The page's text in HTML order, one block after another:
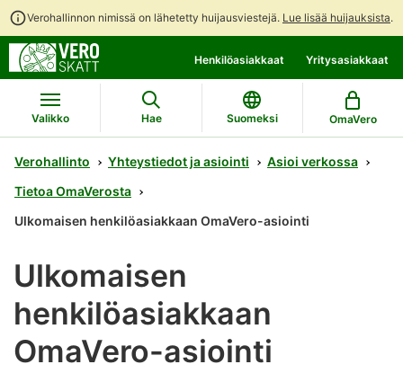
Verohallinnon nimissä on lähetetty huijausviestejä. Lue lisää huijauksista.
suoraan
sisältöön
koko
sivuston
hakuun
chattibotin
keskustelu
Henkilöasiakkaat Yritysasiakkaat
Valikko Hae Suomeksi OmaVero
Verohallinto Yhteystiedot ja asiointi
Asioi verkossa
Tietoa OmaVerosta
Ulkomaisen henkilöasiakkaan OmaVero-asiointi
Ulkomaisen
henkilöasiakkaan
OmaVero-asiointi